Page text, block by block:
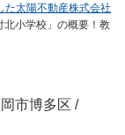
た太陽不動産株式会社
北小学校」の概要！教
市博多区 /